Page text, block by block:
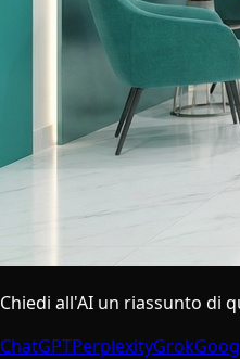
Chiedi all'AI un riassunto di
ChatGPTPerplexityGrok